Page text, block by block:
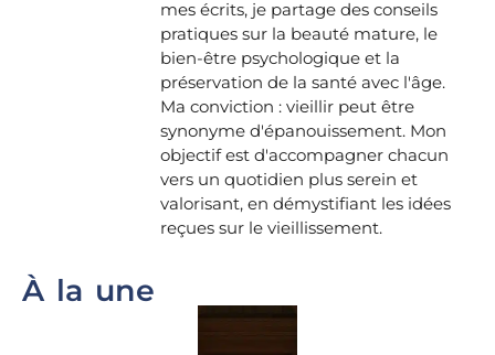
mes écrits, je partage des conseils
pratiques sur la beauté mature, le
bien-être psychologique et la
préservation de la santé avec l'âge.
Ma conviction : vieillir peut être
synonyme d'épanouissement. Mon
objectif est d'accompagner chacun
vers un quotidien plus serein et
valorisant, en démystifiant les idées
reçues sur le vieillissement.
À la une